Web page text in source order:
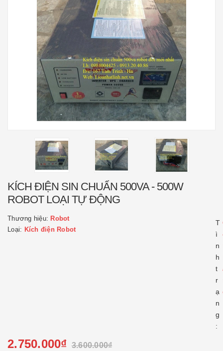
KÍCH ĐIỆN SIN CHUẨN 500VA - 500W
ROBOT LOẠI TỰ ĐỘNG
Thương hiệu: Robot
Loại: Kích điện Robot
T
ì
n
h
t
r
ạ
n
g
:
2.750.000₫ 3.600.000₫